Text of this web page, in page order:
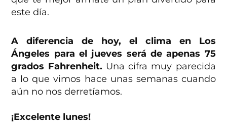
este día.
A diferencia de hoy, el clima en Los
Ángeles para el jueves será de apenas 75
grados Fahrenheit. Una cifra muy parecida
a lo que vimos hace unas semanas cuando
aún no nos derretíamos.
¡Excelente lunes!